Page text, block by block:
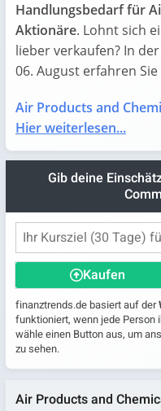
Handlungsbedarf für
Aktionäre. Lohnt sich
lieber verkaufen? In
06. August erfahren
Air Products and
Hier weiterlesen...
Gib deine
Kaufen
finanztrends.de basiert auf der
funktioniert, wenn jede Person
wähle einen Button aus, um
zu sehen.
Air Products and